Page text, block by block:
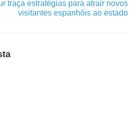
traça estratégias para atrair novos
visitantes espanhóis ao estado